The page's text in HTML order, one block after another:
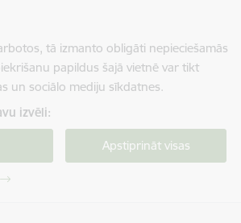
tā izmanto obligāti nepieciešamās
papildus šajā vietnē var tikt
un sociālo mediju sīkdatnes.
izvēli:
Apstiprināt visas